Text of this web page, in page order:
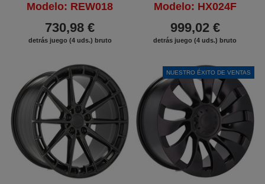
Modelo: REW018
730,98 €
detrás juego (4 uds.) bruto
Modelo: HX024F
999,02 €
detrás juego (4 uds.) bruto
NUESTRO ÉXITO DE VENTAS